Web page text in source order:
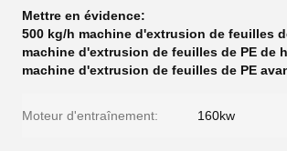
Mettre en évidence:
500 kg/h machine d'extrusion de feuilles
machine d'extrusion de feuilles de PE de
machine d'extrusion de feuilles de PE
Moteur d'entraînement: 160kw